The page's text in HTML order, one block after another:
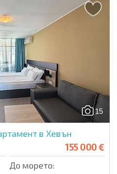
15
в Хевън
155 000 €
До морето: